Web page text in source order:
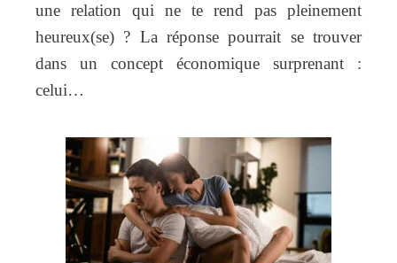
une relation qui ne te rend pas pleinement
heureux(se) ? La réponse pourrait se trouver
dans un concept économique surprenant :
celui…